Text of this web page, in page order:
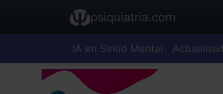
psiquiatria.com
IA en Salud Mental Actualidad